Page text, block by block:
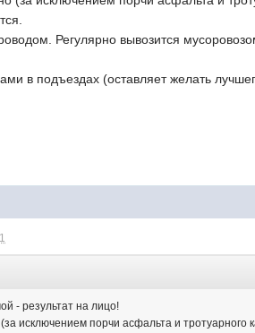
Регулярно вывозится
в подъездах (оставляет желать
- результат на лицо!
исключением порчи асфальта и тротуарного